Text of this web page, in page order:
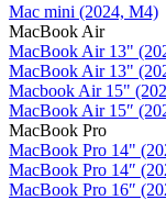
Mac mini (2024, M4)
MacBook Air
MacBook Air 13"
MacBook Air 13"
Macbook Air 15"
MacBook Air 15″
MacBook Pro
MacBook Pro 14"
MacBook Pro 14″
MacBook Pro 16″